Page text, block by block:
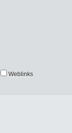
Weblinks